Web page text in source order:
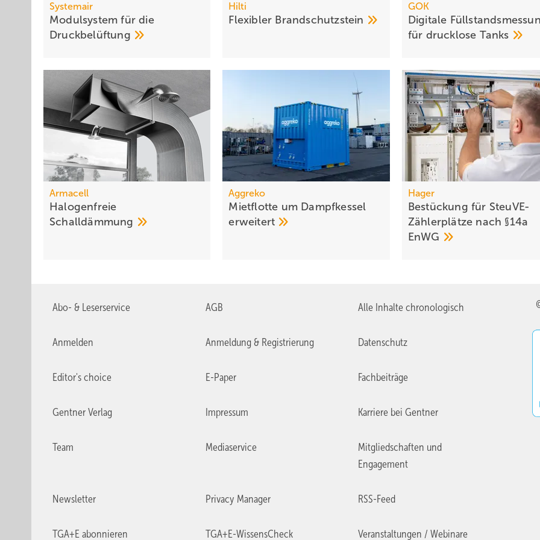
Systemair
Modulsystem für die
Druckbelüftung
Hilti
Flexibler Brandschutzstein
GOK
Digitale
für drucklose Tanks
Armacell
Halogenfreie
Schalldämmung
Aggreko
Mietflotte um Dampfkessel
erweitert
Hager
Bestückung für SteuVE-
Zählerplätze nach §14a
EnWG
Abo- & Leserservice AGB Alle Inhalte chronologisch
Anmelden Anmeldung & Registrierung Datenschutz
Editor's choice E-Paper Fachbeiträge
Gentner Verlag Impressum Karriere bei Gentner
Team Mediaservice
Mitgliedschaften und
Engagement
Newsletter Privacy Manager RSS-Feed
TGA+E abonnieren TGA+E-WissensCheck Veranstaltungen / Webinare